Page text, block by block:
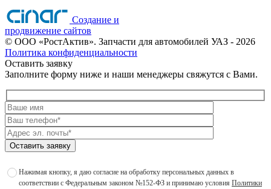
Создание и
продвижение сайтов
© ООО «РостАктив». Запчасти для автомобилей УАЗ - 2026
Политика конфиденциальности
Оставить заявку
Заполните форму ниже и наши менеджеры свяжутся с Вами.
Оставить заявку
Нажимая кнопку, я даю согласие на обработку персональных данных в
соответствии с Федеральным законом №152-ФЗ и принимаю условия Политики